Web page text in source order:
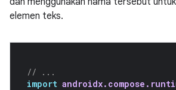
elemen teks.
// ...
import